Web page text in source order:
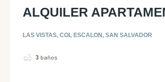
ALQUILER
LAS VISTAS, COL ESCALON, SAN SALVADOR
3 baños